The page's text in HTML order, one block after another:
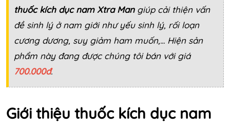
thuốc kích dục nam Xtra Mangiúp cải thiện vấn
đề sinh lý ở nam giới như yếu sinh lý, rối loạn
cương dương, suy giảm ham muốn,... Hiện sản
phẩm này đang được chúng tôi bán với giá
700.000đ.
Giới thiệu thuốc kích dục nam